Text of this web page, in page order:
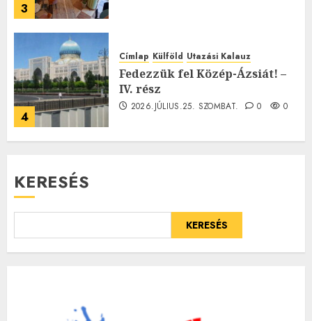
3
4
Címlap Külföld Utazási Kalauz
Fedezzük fel Közép-Ázsiát! –
IV. rész
2026.JÚLIUS.25. SZOMBAT. 0 0
KERESÉS
KERESÉS